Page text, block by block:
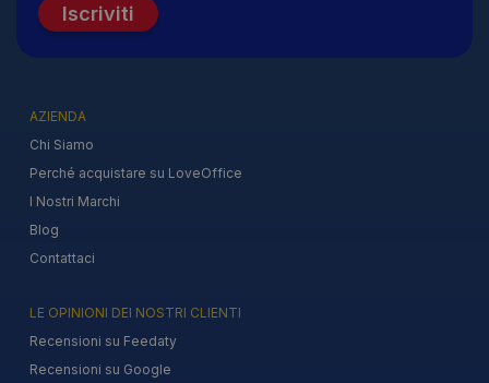
Iscriviti
AZIENDA
Chi Siamo
Perché acquistare su LoveOffice
I Nostri Marchi
Blog
Contattaci
LE OPINIONI DEI NOSTRI CLIENTI
Recensioni su Feedaty
Recensioni su Google